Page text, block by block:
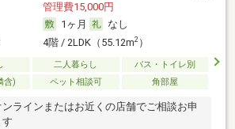
管理費15,000円
1ヶ月
なし
4階 / 2LDK（55.12m2）
二人暮らし
バス・トイレ別
含)
ペット相談可 角部屋
ラインまたはお近くの店舗でご相談お申